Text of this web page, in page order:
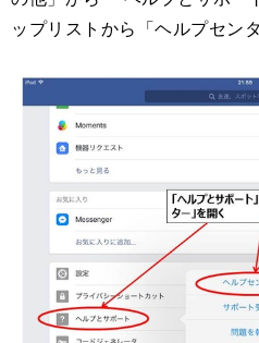
ップリストから「ヘルプセン